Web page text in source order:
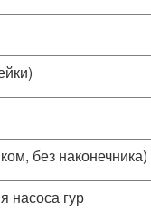
без наконечника)
насоса гур